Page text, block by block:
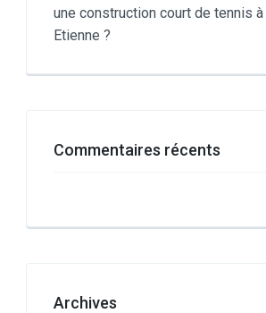
une construction court de tennis à
Etienne ?
Commentaires récents
Archives